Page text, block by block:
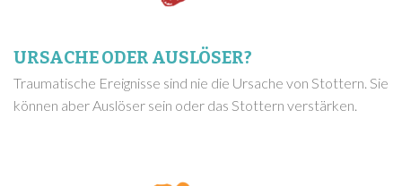
URSACHE ODER AUSLÖSER?
Traumatische Ereignisse sind nie die Ursache von Stottern. Sie
können aber Auslöser sein oder das Stottern verstärken.